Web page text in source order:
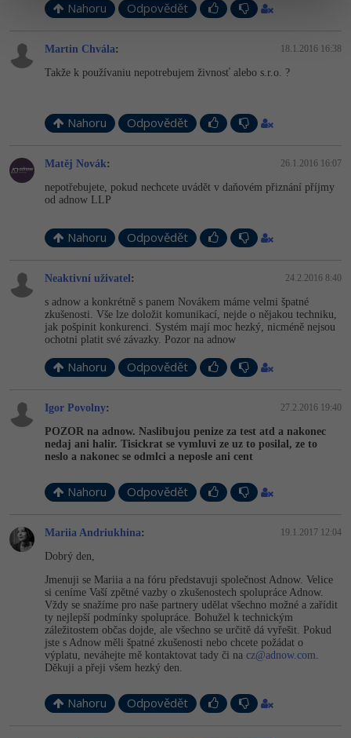
Nahoru Odpovědět
Martin Chvála: 18.1.2016 16:38
Takže k používaniu nepotrebujem živnosť alebo s.r.o. ?
Nahoru Odpovědět
Matěj Novák: 26.1.2016 16:07
nepotřebujete, pokud nechcete uvádět v daňovém přiznání příjmy
od adnow LLP
Nahoru Odpovědět
Neaktivní uživatel: 24.2.2016 8:40
s adnow a konkrétně s panem Novákem máme velmi špatné
zkušenosti. Vše lze doložit komunikací, nejde o nějakou techniku,
jak pošpinit konkurenci. Systém mají moc hezký, nicméně nejsou
ochotni platit své závazky. Pozor na adnow
Nahoru Odpovědět
Igor Povolny: 27.2.2016 19:40
POZOR na adnow. Naslibujou penize za test atd a nakonec
nedaj ani halir. Tisickrat se vymluvi ze uz to posilal, ze to
neslo a nakonec se odmlci a neposle ani cent
Nahoru Odpovědět
Mariia Andriukhina: 19.1.2017 12:04
Dobrý den,
Jmenuji se Mariia a na fóru představuji společnost Adnow. Velice
si ceníme Vaší zpětné vazby o zkušenostech spolupráce Adnow.
Vždy se snažíme pro naše partnery udělat všechno možné a zařídit
ty nejlepší podmínky spolupráce. Bohužel k technickým
záležitostem občas dojde, ale všechno se určitě dá vyřešit. Pokud
jste s Adnow měli špatné zkušenosti nebo chcete požádat o
výplatu, neváhejte mě kontaktovat tady či na cz@adnow.com.
Děkuji a přeji všem hezký den.
Nahoru Odpovědět